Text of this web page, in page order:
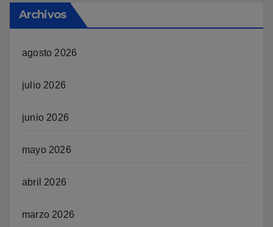
Archivos
agosto 2026
julio 2026
junio 2026
mayo 2026
abril 2026
marzo 2026